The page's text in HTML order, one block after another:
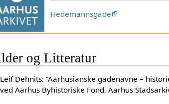
Hedemannsgade
og Litteratur
Leif Dehnits: ”Aarhusianske gadenavne –
ved Aarhus Byhistoriske Fond, Aarhus